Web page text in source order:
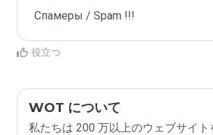
Спамеры / Spam !!!
役立つ
WOT について
私たちは 200 万以上のウェブサイト